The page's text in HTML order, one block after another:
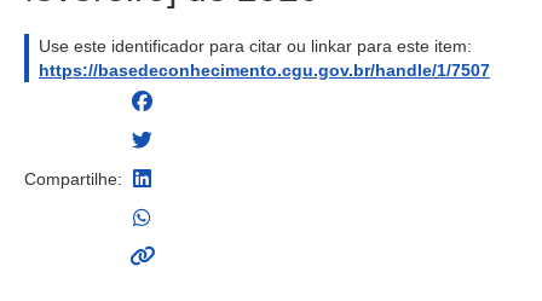
Use este identificador para citar ou linkar para este item:
https://basedeconhecimento.cgu.gov.br/handle/1/7507
Compartilhe: